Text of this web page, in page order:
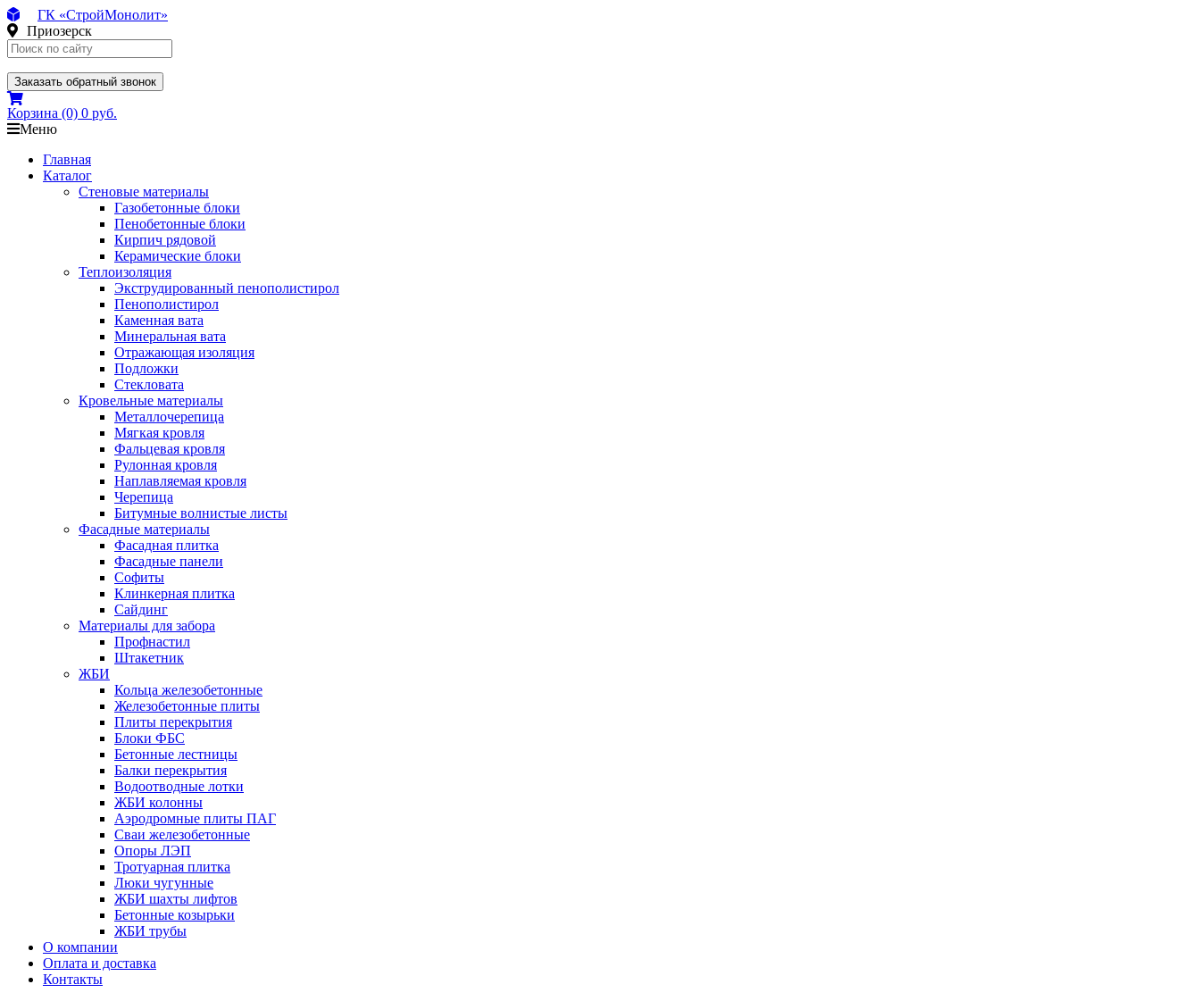
ГК «СтройМонолит»
Приозерск
Заказать обратный звонок
Корзина (0) 0 руб.
Меню
Главная
Каталог
Стеновые материалы
Газобетонные блоки
Пенобетонные блоки
Кирпич рядовой
Керамические блоки
Теплоизоляция
Экструдированный пенополистирол
Пенополистирол
Каменная вата
Минеральная вата
Отражающая изоляция
Подложки
Стекловата
Кровельные материалы
Металлочерепица
Мягкая кровля
Фальцевая кровля
Рулонная кровля
Наплавляемая кровля
Черепица
Битумные волнистые листы
Фасадные материалы
Фасадная плитка
Фасадные панели
Софиты
Клинкерная плитка
Сайдинг
Материалы для забора
Профнастил
Штакетник
ЖБИ
Кольца железобетонные
Железобетонные плиты
Плиты перекрытия
Блоки ФБС
Бетонные лестницы
Балки перекрытия
Водоотводные лотки
ЖБИ колонны
Аэродромные плиты ПАГ
Сваи железобетонные
Опоры ЛЭП
Тротуарная плитка
Люки чугунные
ЖБИ шахты лифтов
Бетонные козырьки
ЖБИ трубы
О компании
Оплата и доставка
Контакты